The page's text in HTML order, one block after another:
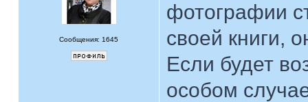
Сообщения: 1645
фотографии
своей книги,
Если будет
особом